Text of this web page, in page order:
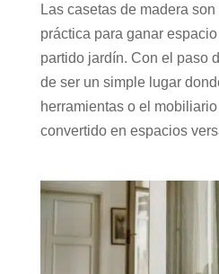
Las casetas de madera
práctica para ganar
partido jardín. Con el paso
de ser un simple lugar
herramientas o el
convertido en espacios